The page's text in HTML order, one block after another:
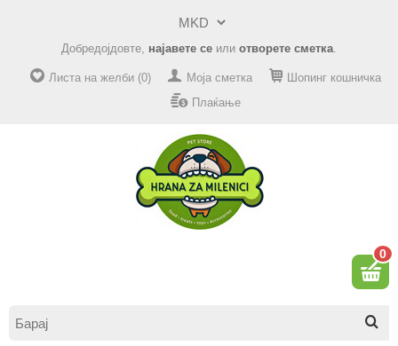
Добредојдовте, најавете се или отворете сметка.
Листа на желби (0) Моја сметка
Шопинг кошничка
Плаќање
0